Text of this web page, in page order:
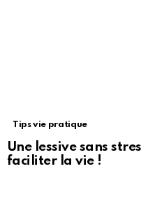
Tips vie pratique
Une lessive sans
faciliter la vie !